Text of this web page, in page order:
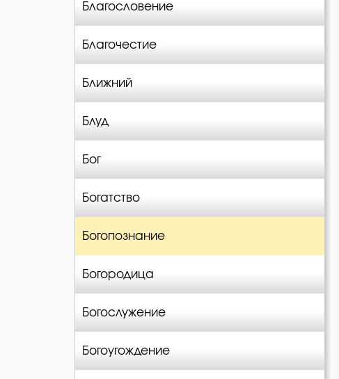
Благословение
Благочестие
Ближний
Блуд
Бог
Богатство
Богопознание
Богородица
Богослужение
Богоугождение